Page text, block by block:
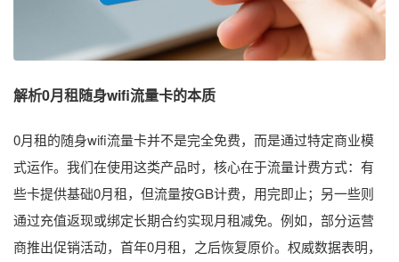
解析0月租随身wifi流量卡的本质
0月租的随身wifi流量卡并不是完全免费，而是通过特定商业模
式运作。我们在使用这类产品时，核心在于流量计费方式：有
些卡提供基础0月租，但流量按GB计费，用完即止；另一些则
通过充值返现或绑定长期合约实现月租减免。例如，部分运营
商推出促销活动，首年0月租，之后恢复原价。权威数据表明，